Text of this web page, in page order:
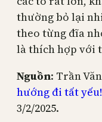
thường bỏ lại
theo từng đĩa
là thích hợp với
Nguồn: Trần
hướng đi tất yếu!
3/2/2025.